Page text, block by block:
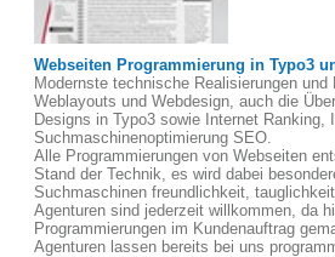
Webseiten Programmierung in Typo3
Modernste technische Realisierungen und
Weblayouts und Webdesign, auch die
Designs in Typo3 sowie Internet Ranking,
Suchmaschinenoptimierung SEO.
Alle Programmierungen von Webseiten
Stand der Technik, es wird dabei
Suchmaschinen freundlichkeit,
Agenturen sind jederzeit willkommen, da
Programmierungen im Kundenauftrag
Agenturen lassen bereits bei uns